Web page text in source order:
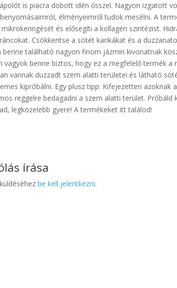
is piacra dobott idén ősszel. Nagyon izgatott
élményeimről tudok mesélni. A
és elősegíti a kollagén szintézist.
Csökkentse a sötét karikákat és a
benne található nagyon finom jázmin kivonatnak
vagyok benne biztos, hogy ez a megfelelő termék
vannak duzzadt szem alatti területei és látható
kipróbálni. Egy plusz tipp: Kifejezetten
reggelre bedagadni a szem alatti terület.
legközelebb gyere! A termékeket itt találod!
írása
be kell jelentkezni.